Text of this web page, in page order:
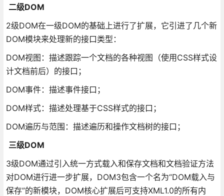
二级DOM
2级DOM在一级DOM的基础上进行了扩展，它引进了几个新
DOM模块来处理新的接口类型：
DOM视图：描述跟踪一个文档的各种视图（使用CSS样式设
计文档前后）的接口；
DOM事件：描述事件接口；
DOM样式：描述处理基于CSS样式的接口；
DOM遍历与范围：描述遍历和操作文档树的接口；
三级DOM
3级DOM通过引入统一方式载入和保存文档和文档验证方法
对DOM进行进一步扩展，DOM3包含一个名为“DOM载入与
保存”的新模块，DOM核心扩展后可支持XML1.0的所有内